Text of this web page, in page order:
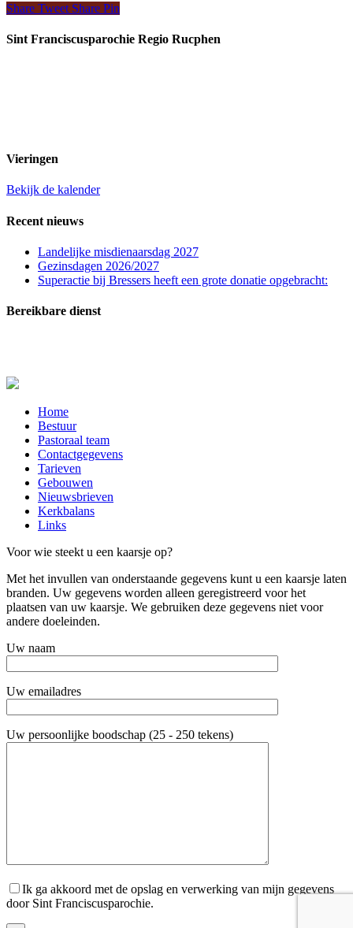
Share Tweet Share Pin
Sint Franciscusparochie Regio Rucphen
Vieringen
Bekijk de kalender
Recent nieuws
Landelijke misdienaarsdag 2027
Gezinsdagen 2026/2027
Superactie bij Bressers heeft een grote donatie opgebracht:
Bereikbare dienst
Close
Menu
Home
Bestuur
Pastoraal team
Contactgegevens
Tarieven
Gebouwen
Nieuwsbrieven
Kerkbalans
Links
Voor wie steekt u een kaarsje op?
Met het invullen van onderstaande gegevens kunt u een kaarsje laten
branden. Uw gegevens worden alleen geregistreerd voor het
plaatsen van uw kaarsje. We gebruiken deze gegevens niet voor
andere doeleinden.
Uw naam
Uw emailadres
Uw persoonlijke boodschap (25 - 250 tekens)
Ik ga akkoord met de opslag en verwerking van mijn gegevens
door Sint Franciscusparochie.